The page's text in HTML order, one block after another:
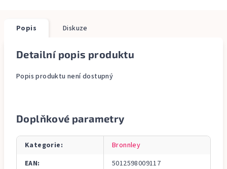
Popis Diskuze
Detailní popis produktu
Popis produktu není dostupný
Doplňkové parametry
Kategorie:
Bronnley
EAN:
5012598009117